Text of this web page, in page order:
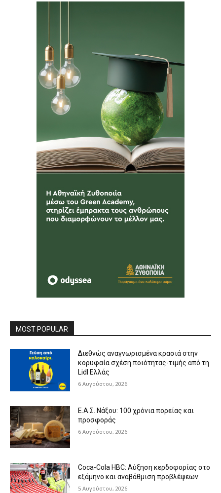
MOST POPULAR
Διεθνώς αναγνωρισμένα κρασιά στην
κορυφαία σχέση ποιότητας-τιμής από τη
Lidl Ελλάς
6 Αυγούστου, 2026
Ε.Α.Σ. Νάξου: 100 χρόνια πορείας και
προσφοράς
6 Αυγούστου, 2026
Coca-Cola HBC: Αύξηση κερδοφορίας στο
εξάμηνο και αναβάθμιση προβλέψεων
5 Αυγούστου, 2026